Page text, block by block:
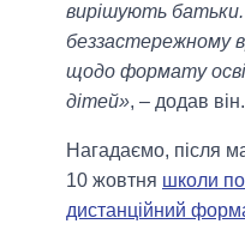
вирішують
беззастережному
щодо формату
дітей», – додав він.
Нагадаємо, після
10 жовтня школи по
дистанційний